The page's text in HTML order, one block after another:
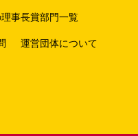
事長賞部門一覧
運営団体について